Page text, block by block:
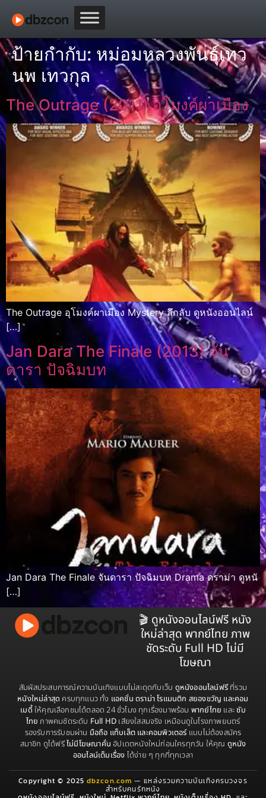
ป้ายกำกับ:หม่อมหลวงพันธุ์เทว
นพ เทวกุล
The Outrage (2011) อุโมงค์ผาเมือง
The Outrage อุโมงค์ผาเมือง Mystery ลึกลับ ดูหนังออนไลน์
[…]
Jan Dara The Finale (2013) จัน
ดารา ปัจฉิมบท
Jan Dara The Finale จันดารา ปัจฉิมบท Drama ดราม่า ดูหนั
[…]
🎬 ดูหนังออนไลน์ฟรี หนัง
ใหม่ล่าสุด พากย์ไทย ภาพ
ชัดระดับ Full HD ไม่มี
โฆษณา
สัมผัสประสบการณ์ความบันเทิงแบบไม่สะดุดกับเว็บ ดูหนังออนไลน์ฟรีที่รวม
หนังใหม่ล่าสุด ครบทุกแนว ทั้ง แอคชั่น ดราม่า โรแมนติก สยองขวัญ และคอม
เมดี้ให้คุณเลือกชมได้ตลอด 24 ชั่วโมง ทุกเรื่องมาพร้อม พากย์ไทย และซับ
ไทย ภาพคมชัดระดับ Full HD เสียงใสสมจริง เหมือนดูในโรงภาพยนตร์
รองรับการรับชมผ่าน มือถือ แท็บเล็ต และคอมพิวเตอร์แบบไม่ต้องสมัคร
สมาชิก ดูได้ฟรีไม่มีโฆษณาคั่น อัปเดตหนังใหม่ก่อนใครทุกวัน ให้คุณ ดูหนัง
ออนไลน์เต็มเรื่อง ได้ง่าย ๆ ทุกที่ทุกเวลา
Copyright © 2025dbzcon.com — แหล่งรวมความบันเทิงครบวงจร
สำหรับคนรักหนัง